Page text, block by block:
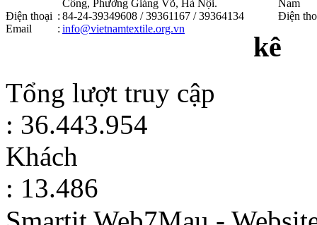
Công, Phường Giảng Võ, Hà Nội .
Điện thoại : 84-24-39349608 / 39361167 / 39364134
Email
: info@vietnamtextile.org.vn
Nam
Điện
kê
Tổng lượt truy cập
: 36.443.954
Khách
: 13.486